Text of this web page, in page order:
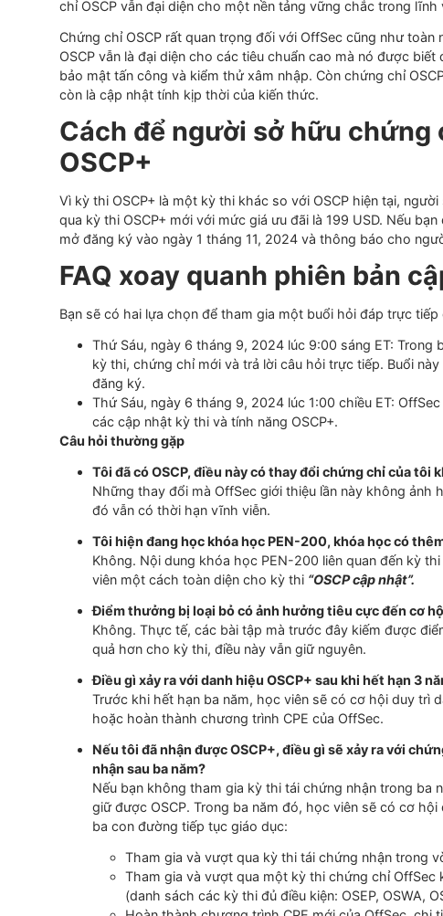
liên tục của học viên và duy trì tính hiện đại trong một
Học viên không muốn duy trì danh hiệu“ +”vẫn sẽ giữ
Lưu ý: Chứng chỉ OSCP không có ngày hết hạn và sẽ
sở hữu chứng chỉ OSCP, những người vượt qua kỳ thi
định không duy trì chứng chỉ OSCP+ sau khi nó hết
vẫn có giá trị và làcơ sở đểđược côngnhận về kỹ
chỉ OSCP vẫn đại diện cho một nền tảng vững chắc
Chứng chỉ OSCP rất quan trọng đối với OffSec cũng
OSCP vẫn làđại diện cho các tiêu chuẩn cao mà nó
bảo mật tấn công và kiểm thử xâm nhập. Còn chứng
còn là cập
tính kịp thời của kiến thức.
Cách để người sở hữu
OSCP+
Vì kỳ thi OSCP+ là một kỳ thi khác so với OSCP hiện
qua kỳ thi OSCP+ mới với mức giá ưu đãi là 199 USD.
mở đăng ký vào ngày 1 tháng 11, 2024 và thông báo
FAQ xoay quanh phiên
Bạn sẽ có hai lựa chọn để tham gia một buổi hỏi đáp
Thứ Sáu, ngày 6 tháng 9, 2024 lúc 9:00 sáng ET:
kỳ thi, chứng chỉ mới và trả lời câu hỏi trực tiếp.
đăng ký.
Thứ Sáu, ngày 6 tháng 9, 2024 lúc 1:00 chiều
các cập nhật kỳ thi và tính năng OSCP+.
Câu hỏi thường gặp
Tôi đã có OSCP, điều này có thay đổi chứng chỉ
Những thay đổi mà OffSec giới thiệu lần này
đó vẫn có thời hạn vĩnh viễn.
Tôi hiện đang học khóa học PEN-200, khóa học
Không. Nội dung khóa học PEN-200 liên quan
viên một cách toàn diện cho kỳ thi“OSCP cập
Điểm thưởng bị loại bỏ có ảnh hưởng tiêu cực
Không. Thực tế, các bài tập mà trước đây kiếm
quả hơn cho kỳ thi, điều này vẫn giữ nguyên.